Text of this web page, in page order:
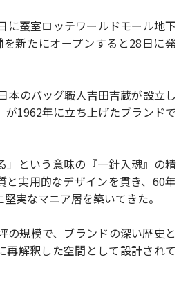
に蚕室ロッテワールドモール地下
新たにオープンすると28日に発
本のバッグ職人吉田吉蔵が設立し
が1962年に立ち上げたブランドで
」という意味の『一針入魂』の精
と実用的なデザインを貫き、60年
実なマニア層を築いてきた。
の規模で、ブランドの深い歴史と
再解釈した空間として設計されて